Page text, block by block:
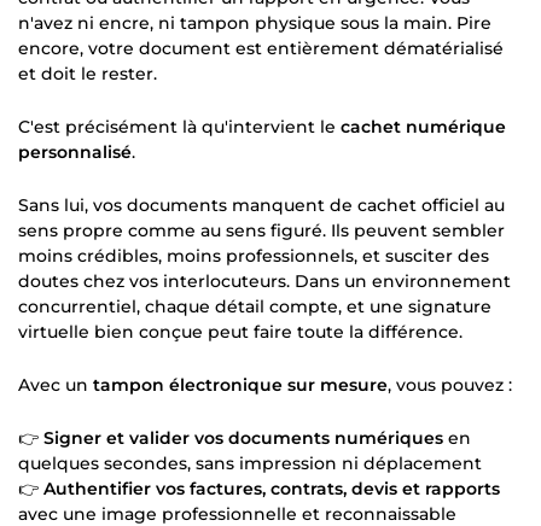
n'avez ni encre, ni tampon physique sous la main. Pire
encore, votre document est entièrement dématérialisé
et doit le rester.
C'est précisément là qu'intervient le cachet numérique
personnalisé.
Sans lui, vos documents manquent de cachet officiel au
sens propre comme au sens figuré. Ils peuvent sembler
moins crédibles, moins professionnels, et susciter des
doutes chez vos interlocuteurs. Dans un environnement
concurrentiel, chaque détail compte, et une signature
virtuelle bien conçue peut faire toute la différence.
Avec un tampon électronique sur mesure, vous pouvez :
👉 Signer et valider vos documents numériques en
quelques secondes, sans impression ni déplacement
👉 Authentifier vos factures, contrats, devis et rapports
avec une image professionnelle et reconnaissable